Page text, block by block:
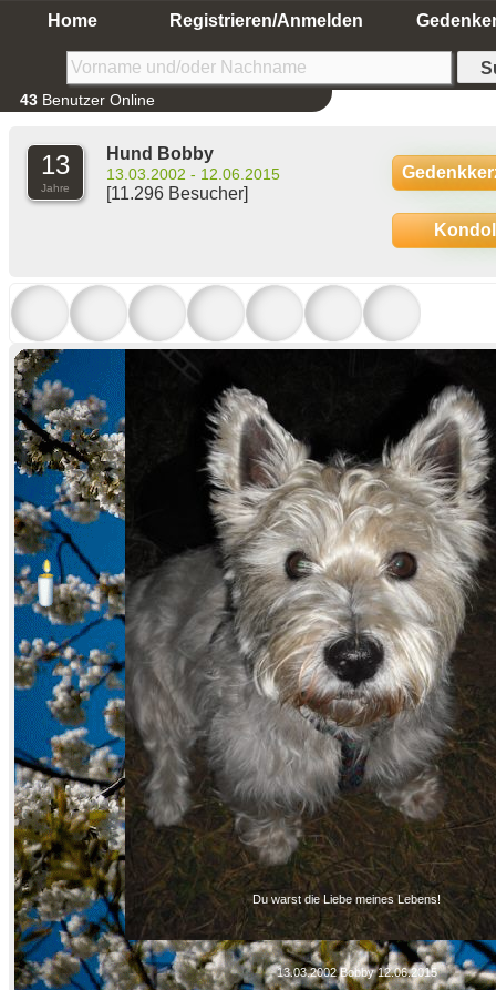
Home Registrieren/Anmelden
43 Benutzer Online
13
Jahre
Hund Bobby
13.03.2002 - 12.06.2015
[11.296 Besucher]
13.03.2002 Bobby 12.06.2015
Du warst die Liebe meines Lebens!